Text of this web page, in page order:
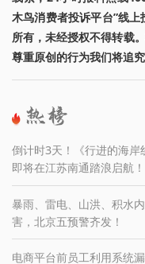
木鸟消费者投诉平台”线
所有，未经授权不得转载
尊重原创的行为我们将追究
倒计时3天！《行进的海岸
即将在江苏南通踏浪启航！
暴雨、雷电、山洪、积水
害，北京五预警齐发！
电商平台前员工利用系统